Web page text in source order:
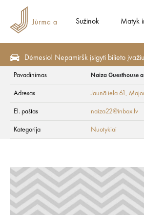
Sužinok Matyk
Dėmesio! Nepamiršk įsigyti bilieto
Naiza
Pavadinimas Naiza Guesthouse
Adresas Jaunā iela 61 ,
El. paštas naiza22@inbox.lv
Kategorija Nuotykiai